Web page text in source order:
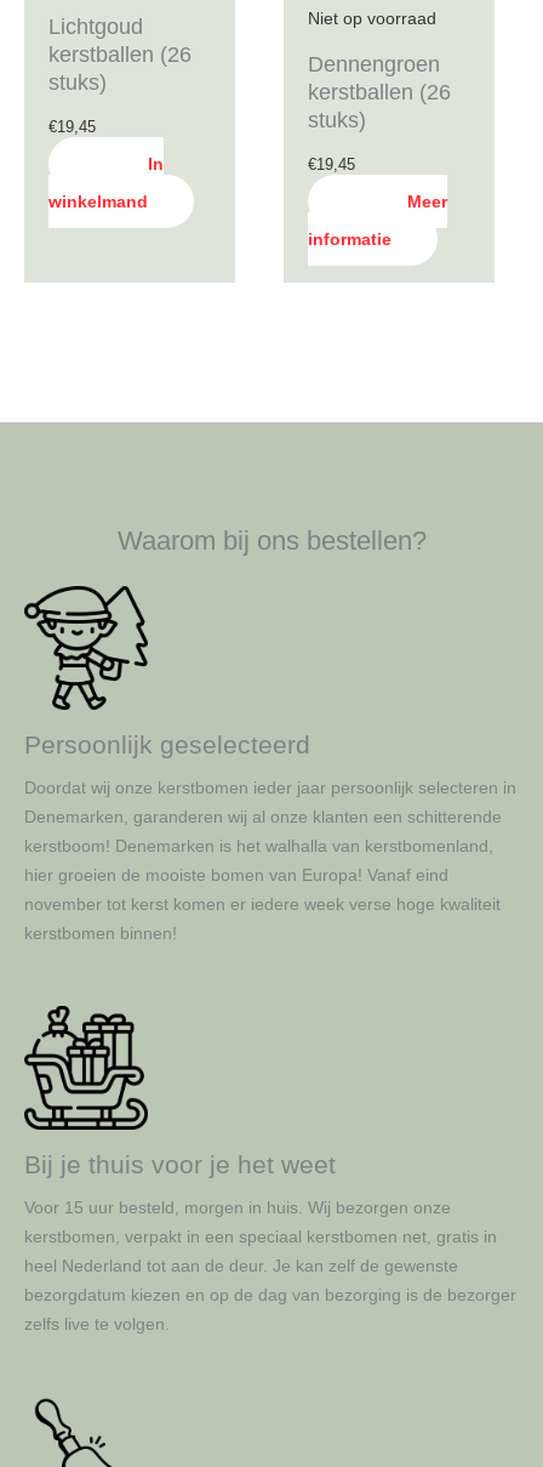
Lichtgoud
kerstballen (26
stuks)
€19,45
In
winkelmand
Niet op voorraad
Dennengroen
kerstballen (26
stuks)
€19,45
Meer
informatie
Waarom bij ons bestellen?
Persoonlijk geselecteerd
Doordat wij onze kerstbomen ieder jaar persoonlijk selecteren in
Denemarken, garanderen wij al onze klanten een schitterende
kerstboom! Denemarken is het walhalla van kerstbomenland,
hier groeien de mooiste bomen van Europa! Vanaf eind
november tot kerst komen er iedere week verse hoge kwaliteit
kerstbomen binnen!
Bij je thuis voor je het weet
Voor 15 uur besteld, morgen in huis. Wij bezorgen onze
kerstbomen, verpakt in een speciaal kerstbomen net, gratis in
heel Nederland tot aan de deur. Je kan zelf de gewenste
bezorgdatum kiezen en op de dag van bezorging is de bezorger
zelfs live te volgen.